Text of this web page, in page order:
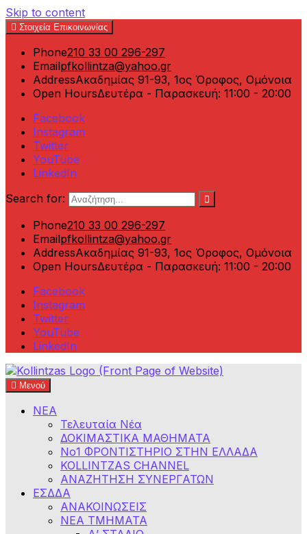
Skip to content
Στοιχεία Επικοινωνίας
Phone210 33 00 296-297
Emailpfkollintza@yahoo.gr
AddressΑκαδημίας 91-93, 1ος Όροφος, Ομόνοια
Open HoursΔευτέρα - Παρασκευή: 11:00 - 20:00
Facebook
Instagram
Twitter
YouTube
LinkedIn
Search for:
Phone210 33 00 296-297
Emailpfkollintza@yahoo.gr
AddressΑκαδημίας 91-93, 1ος Όροφος, Ομόνοια
Open HoursΔευτέρα - Παρασκευή: 11:00 - 20:00
Facebook
Instagram
Twitter
YouTube
LinkedIn
Φροντιστήρια Κολλίντζα – Διαγωνισμοί Δημοσίου
ΕΣΔΔΑ – ΑΣΕΠ – ΑΑΔΕ – ΕΣΔΙ – ΥΠΕΞ
Μενού
ΝΕΑ
Τελευταία Νέα
ΔΟΚΙΜΑΣΤΙΚΑ ΜΑΘΗΜΑΤΑ
Νο1 ΦΡΟΝΤΙΣΤΗΡΙΟ ΣΤΗΝ ΕΛΛΑΔΑ
KOLLINTZAS CHANNEL
ΑΝΑΖΗΤΗΣΗ ΣΥΝΕΡΓΑΤΩΝ
ΕΣΔΔΑ
ΑΝΑΚΟΙΝΩΣΕΙΣ
ΝΕΑ ΤΜΗΜΑΤΑ